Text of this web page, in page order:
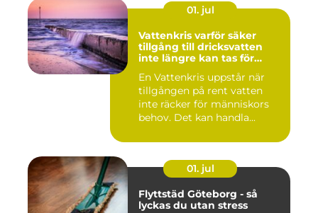
01. jul
Vattenkris varför säker
tillgång till dricksvatten
inte längre kan tas för
En Vattenkris uppstår när
tillgången på rent vatten
inte räcker för människors
behov. Det kan handla...
01. jul
Flyttstäd Göteborg - så
lyckas du utan stress